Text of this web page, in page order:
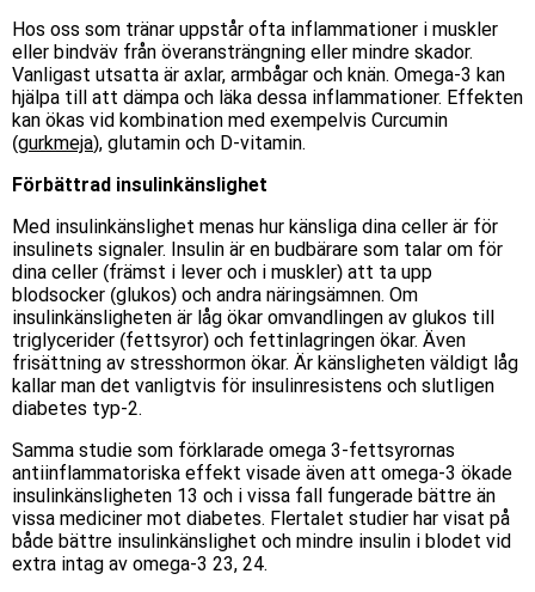
Hos oss som tränar uppstår ofta inflammationer i muskler
eller bindväv från överansträngning eller mindre skador.
Vanligast utsatta är axlar, armbågar och knän. Omega-3 kan
hjälpa till att dämpa och läka dessa inflammationer. Effekten
kan ökas vid kombination med exempelvis Curcumin
(gurkmeja), glutamin och D-vitamin.
Förbättrad insulinkänslighet
Med insulinkänslighet menas hur känsliga dina celler är för
insulinets signaler. Insulin är en budbärare som talar om för
dina celler (främst i lever och i muskler) att ta upp
blodsocker (glukos) och andra näringsämnen. Om
insulinkänsligheten är låg ökar omvandlingen av glukos till
triglycerider (fettsyror) och fettinlagringen ökar. Även
frisättning av stresshormon ökar. Är känsligheten väldigt låg
kallar man det vanligtvis för insulinresistens och slutligen
diabetes typ-2.
Samma studie som förklarade omega 3-fettsyrornas
antiinflammatoriska effekt visade även att omega-3 ökade
insulinkänsligheten 13 och i vissa fall fungerade bättre än
vissa mediciner mot diabetes. Flertalet studier har visat på
både bättre insulinkänslighet och mindre insulin i blodet vid
extra intag av omega-3 23, 24.